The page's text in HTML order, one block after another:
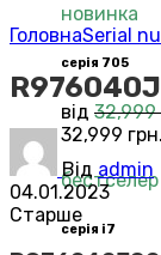
новинка
серія 705
від 32,999
32,999
бестселер
серія i7
ГоловнаSerial
Від admin
04.01.2023
Старше